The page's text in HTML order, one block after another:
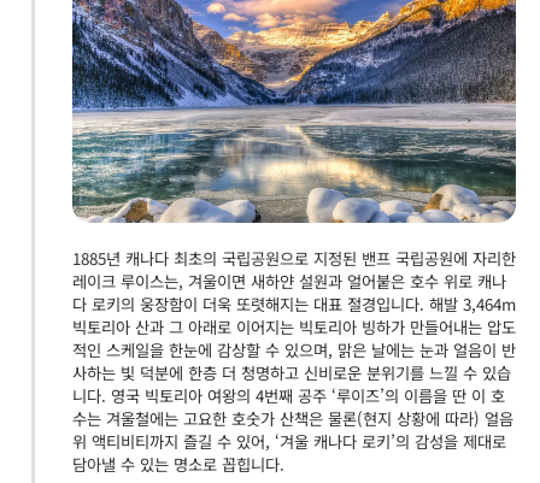
1885년 캐나다 최초의 국립공원으로 지정된 밴프 국립공원에 자리한
레이크 루이스는, 겨울이면 새하얀 설원과 얼어붙은 호수 위로 캐나
다 로키의 웅장함이 더욱 또렷해지는 대표 절경입니다. 해발 3,464m
빅토리아 산과 그 아래로 이어지는 빅토리아 빙하가 만들어내는 압도
적인 스케일을 한눈에 감상할 수 있으며, 맑은 날에는 눈과 얼음이 반
사하는 빛 덕분에 한층 더 청명하고 신비로운 분위기를 느낄 수 있습
니다. 영국 빅토리아 여왕의 4번째 공주 ‘루이즈’의 이름을 딴 이 호
수는 겨울철에는 고요한 호숫가 산책은 물론(현지 상황에 따라) 얼음
위 액티비티까지 즐길 수 있어, ‘겨울 캐나다 로키’의 감성을 제대로
담아낼 수 있는 명소로 꼽힙니다.